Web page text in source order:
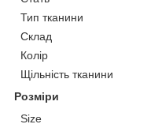
Тип тканини
Склад
Колір
Щільність тканини
Розміри
Size